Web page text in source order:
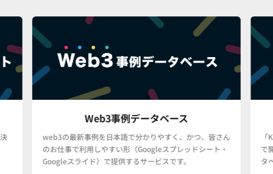
Web3事例データベース
web3の最新事例を日本語で分かりやすく、かつ、皆さん
のお仕事で利用しやすい形（Googleスプレッドシート・
Googleスライド）で提供するサービスです。
で
タ